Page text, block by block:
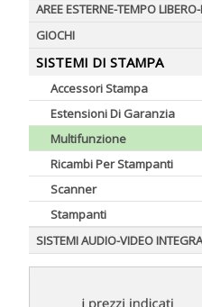
AREE ESTERNE-TEMPO
GIOCHI
SISTEMI DI STAMPA
Accessori Stampa
Estensioni Di Garanzia
Multifunzione
Ricambi Per Stampanti
Scanner
Stampanti
SISTEMI AUDIO-VIDEO